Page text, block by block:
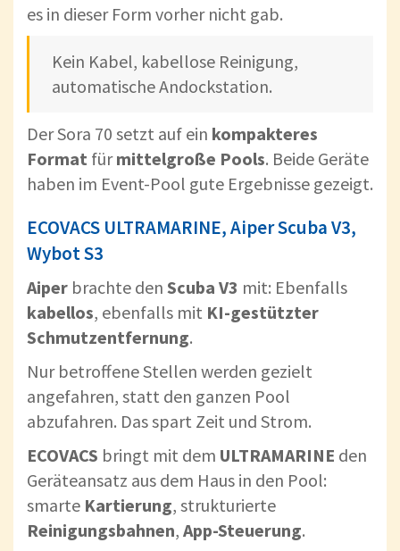
es in dieser Form vorher nicht gab.
Kein Kabel, kabellose Reinigung,
automatische Andockstation.
Der Sora 70 setzt auf ein kompakteres
Format fürmittelgroße Pools. Beide Geräte
haben im Event-Pool gute Ergebnisse gezeigt.
ECOVACS ULTRAMARINE, Aiper Scuba V3,
Wybot S3
Aiper brachte den Scuba V3 mit: Ebenfalls
kabellos, ebenfalls mit KI-gestützter
Schmutzentfernung.
Nur betroffene Stellen werden gezielt
angefahren, statt den ganzen Pool
abzufahren. Das spart Zeit und Strom.
ECOVACS bringt mit dem ULTRAMARINE den
Geräteansatz aus dem Haus in den Pool:
smarte Kartierung, strukturierte
Reinigungsbahnen, App-Steuerung.